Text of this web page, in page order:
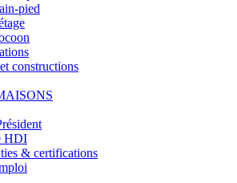
pied
constructions
HDI
& certifications